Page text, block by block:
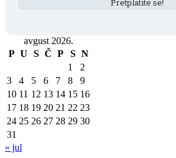
avgust 2026.
P U S Č P S N
1
2
3
4 5 6 7 8
9
10 11 12 13 14 15 16
17 18 19 20 21 22 23
24 25 26 27 28 29 30
31
« jul